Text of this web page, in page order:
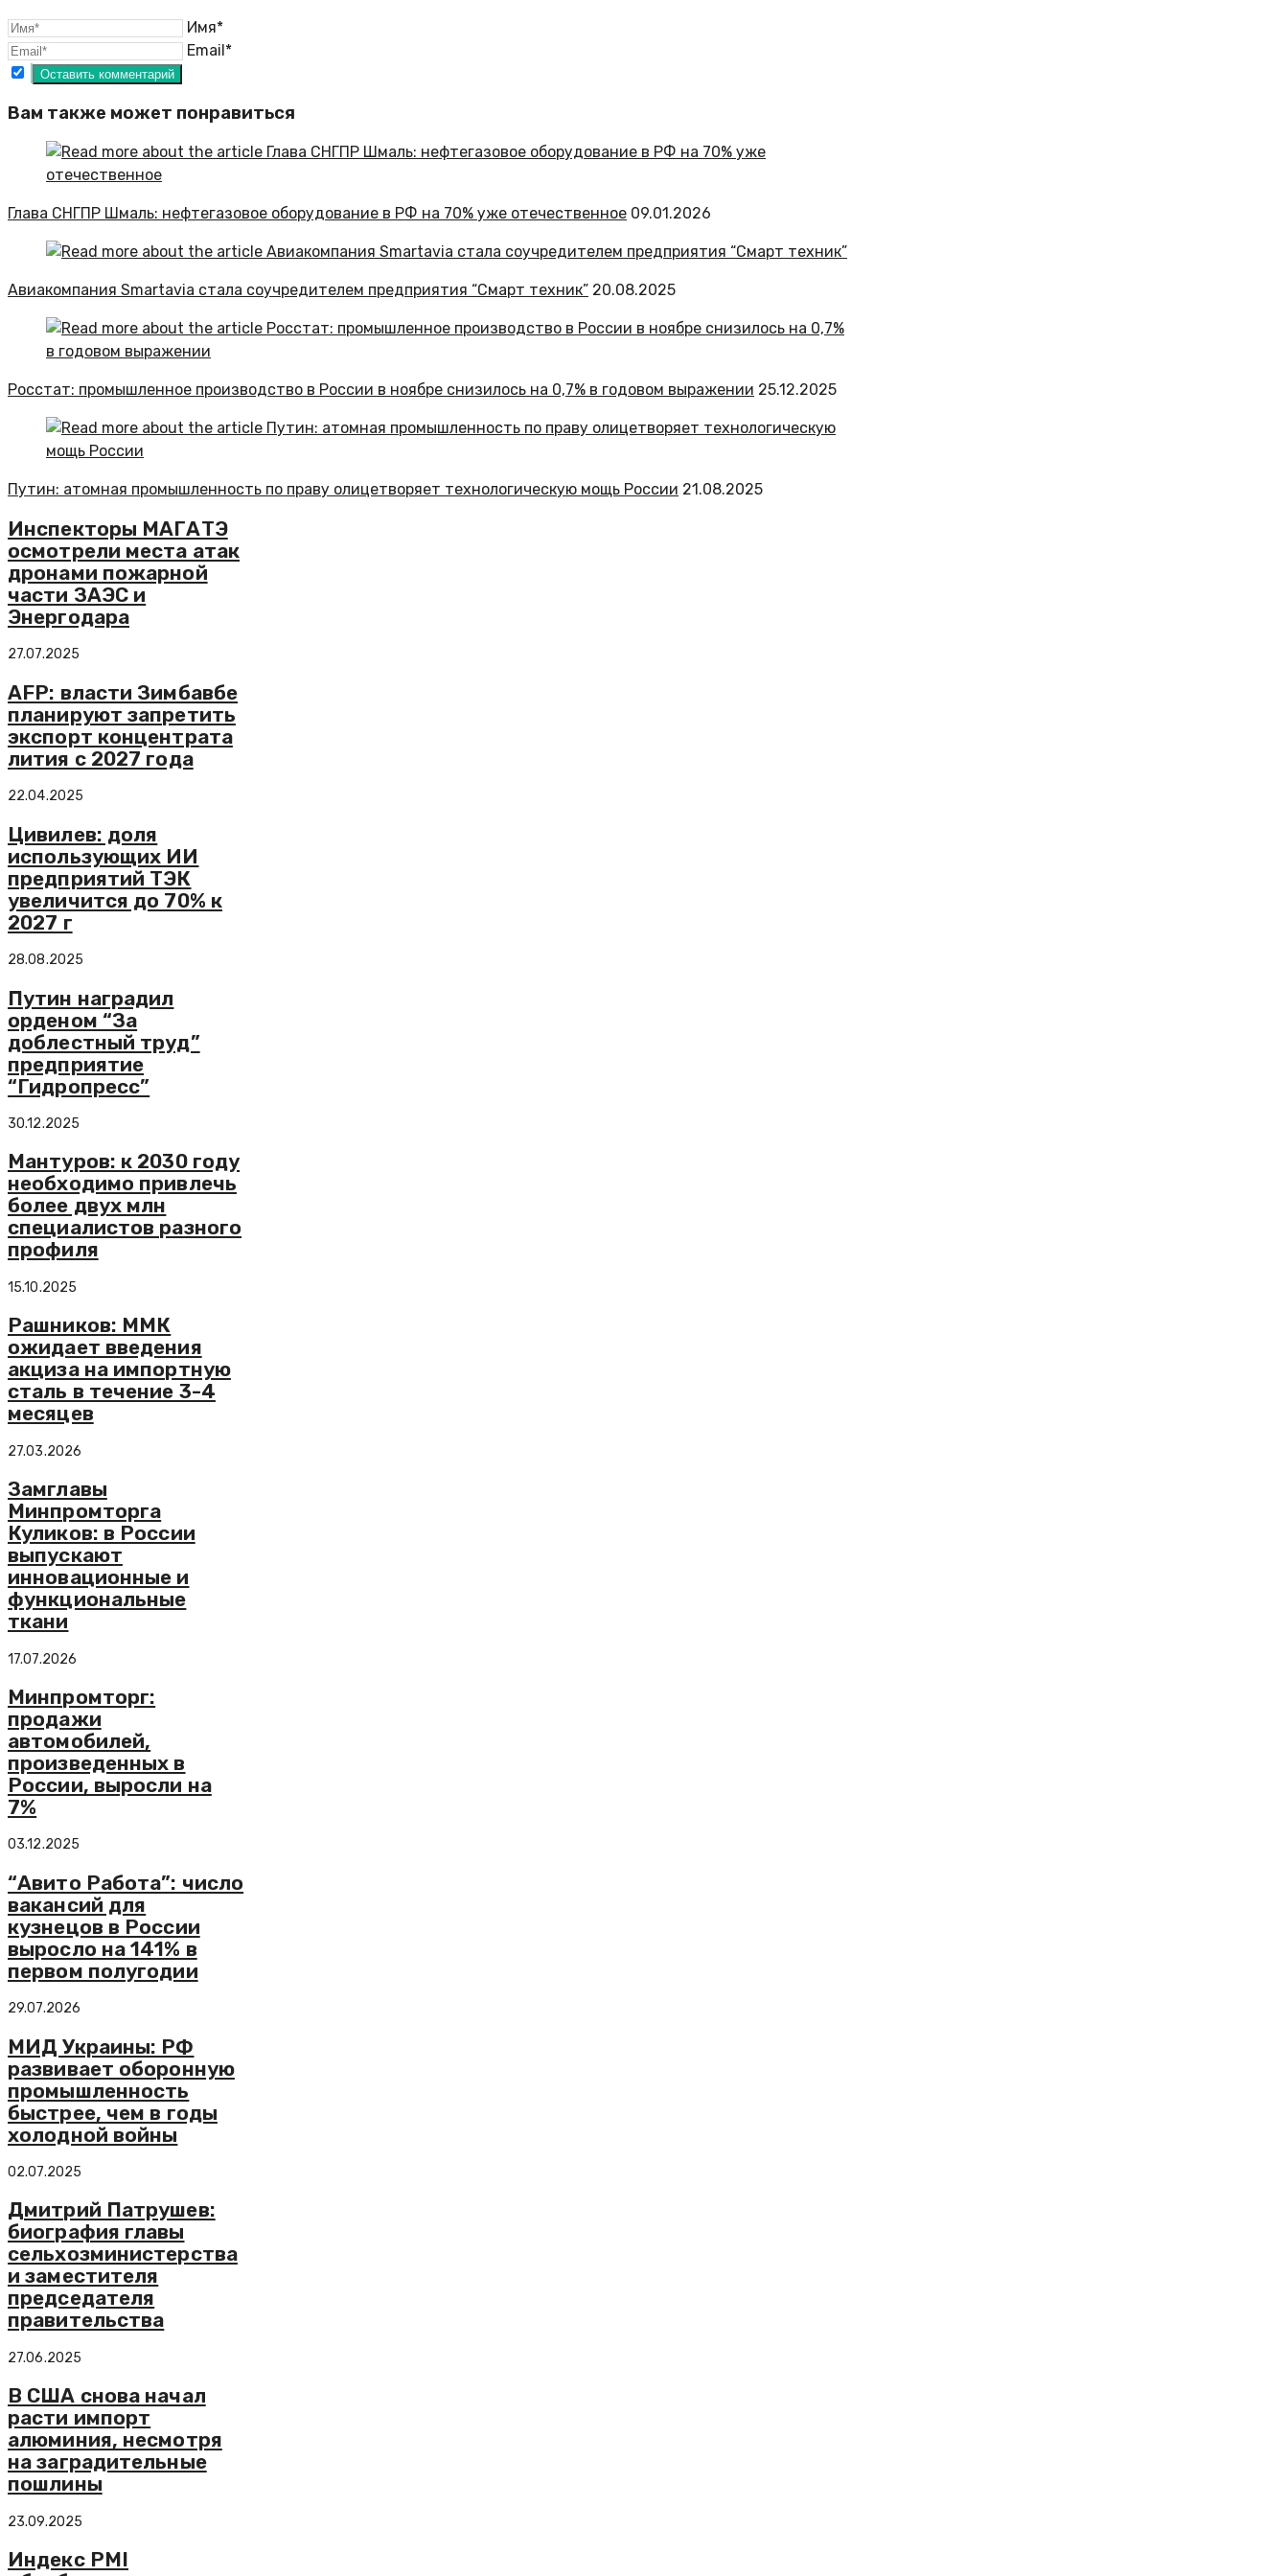
Имя*
Email*
Вам также может понравиться
Глава СНГПР Шмаль: нефтегазовое оборудование в РФ на 70% уже отечественное 09.01.2026
Авиакомпания Smartavia стала соучредителем предприятия “Смарт техник” 20.08.2025
Росстат: промышленное производство в России в ноябре снизилось на 0,7% в годовом выражении 25.12.2025
Путин: атомная промышленность по праву олицетворяет технологическую мощь России 21.08.2025
Инспекторы МАГАТЭ
осмотрели места атак
дронами пожарной
части ЗАЭС и
Энергодара
27.07.2025
AFP: власти Зимбавбе
планируют запретить
экспорт концентрата
лития с 2027 года
22.04.2025
Цивилев: доля
использующих ИИ
предприятий ТЭК
увеличится до 70% к
2027 г
28.08.2025
Путин наградил
орденом “За
доблестный труд”
предприятие
“Гидропресс”
30.12.2025
Мантуров: к 2030 году
необходимо привлечь
более двух млн
специалистов разного
профиля
15.10.2025
Рашников: ММК
ожидает введения
акциза на импортную
сталь в течение 3-4
месяцев
27.03.2026
Замглавы
Минпромторга
Куликов: в России
выпускают
инновационные и
функциональные
ткани
17.07.2026
Минпромторг:
продажи
автомобилей,
произведенных в
России, выросли на
7%
03.12.2025
“Авито Работа”: число
вакансий для
кузнецов в России
выросло на 141% в
первом полугодии
29.07.2026
МИД Украины: РФ
развивает оборонную
промышленность
быстрее, чем в годы
холодной войны
02.07.2025
Дмитрий Патрушев:
биография главы
сельхозминистерства
и заместителя
председателя
правительства
27.06.2025
В США снова начал
расти импорт
алюминия, несмотря
на заградительные
пошлины
23.09.2025
Индекс PMI